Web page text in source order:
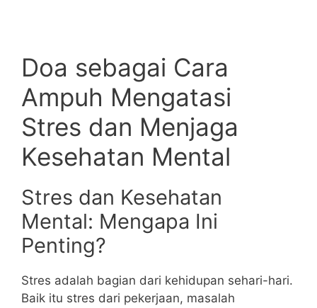
Doa sebagai Cara
Ampuh Mengatasi
Stres dan Menjaga
Kesehatan Mental
Stres dan Kesehatan
Mental: Mengapa Ini
Penting?
Stres adalah bagian dari kehidupan sehari-hari.
Baik itu stres dari pekerjaan, masalah